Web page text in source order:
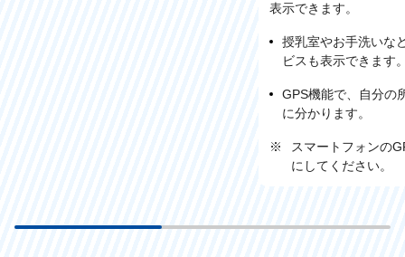
表示できます。
授乳室やお手洗いな
ビスも表示できます
GPS機能で、自分の
に分かります。
※
スマートフォンの
にしてください。